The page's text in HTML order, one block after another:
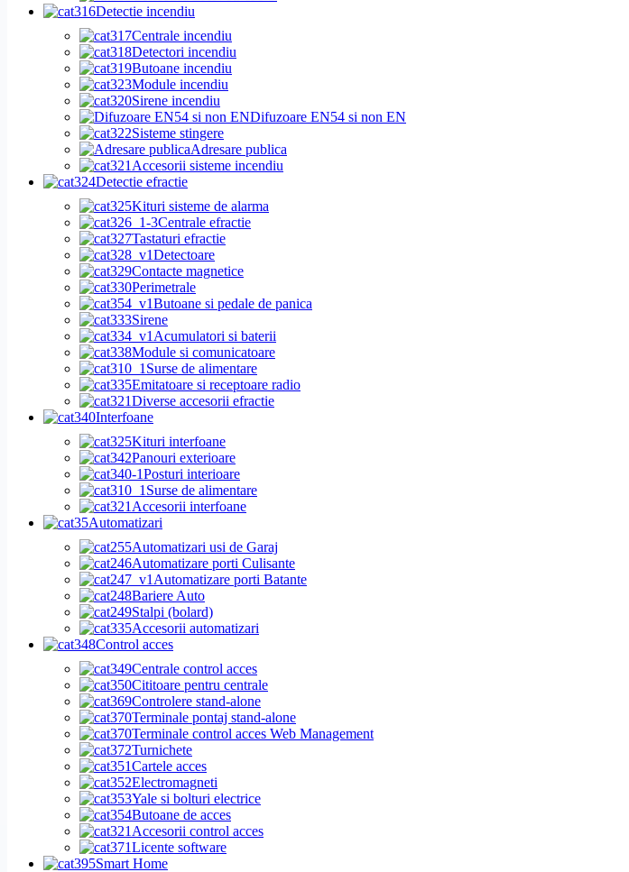
Detectie incendiu
Centrale incendiu
Detectori incendiu
Butoane incendiu
Module incendiu
Sirene incendiu
Difuzoare EN54 si non EN
Sisteme stingere
Adresare publica
Accesorii sisteme incendiu
Detectie efractie
Kituri sisteme de alarma
Centrale efractie
Tastaturi efractie
Detectoare
Contacte magnetice
Perimetrale
Butoane si pedale de panica
Sirene
Acumulatori si baterii
Module si comunicatoare
Surse de alimentare
Emitatoare si receptoare radio
Diverse accesorii efractie
Interfoane
Kituri interfoane
Panouri exterioare
Posturi interioare
Surse de alimentare
Accesorii interfoane
Automatizari
Automatizari usi de Garaj
Automatizare porti Culisante
Automatizare porti Batante
Bariere Auto
Stalpi (bolard)
Accesorii automatizari
Control acces
Centrale control acces
Cititoare pentru centrale
Controlere stand-alone
Terminale pontaj stand-alone
Terminale control acces Web Management
Turnichete
Cartele acces
Electromagneti
Yale si bolturi electrice
Butoane de acces
Accesorii control acces
Licente software
Smart Home